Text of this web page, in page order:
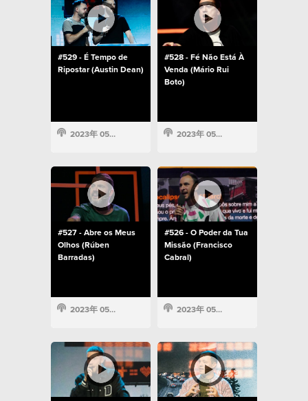
#529 - É Tempo de
Ripostar (Austin Dean)
2023年 05月 14日
#528 - Fé Não Está À
Venda (Mário Rui
Boto)
2023年 05月 14日
#527 - Abre os Meus
Olhos (Rúben
Barradas)
2023年 05月 14日
#526 - O Poder da Tua
Missão (Francisco
Cabral)
2023年 05月 14日